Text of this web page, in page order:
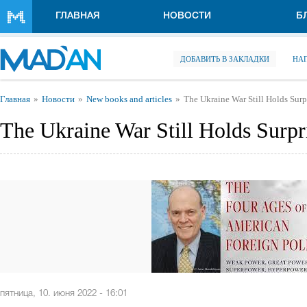
ГЛАВНАЯ НОВОСТИ
ДОБАВИТЬ В ЗАКЛАДКИ
Вы здесь
Главная Новости New books and articles The Ukraine War Still Holds
The Ukraine War Still Holds
пятница, 10. июня 2022 - 16:01